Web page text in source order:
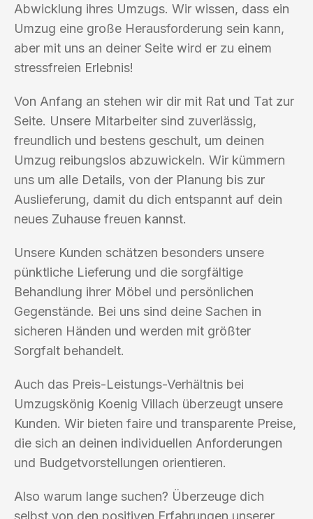
Abwicklung ihres Umzugs. Wir wissen, dass ein
Umzug eine große Herausforderung sein kann,
aber mit uns an deiner Seite wird er zu einem
stressfreien Erlebnis!
Von Anfang an stehen wir dir mit Rat und Tat zur
Seite. Unsere Mitarbeiter sind zuverlässig,
freundlich und bestens geschult, um deinen
Umzug reibungslos abzuwickeln. Wir kümmern
uns um alle Details, von der Planung bis zur
Auslieferung, damit du dich entspannt auf dein
neues Zuhause freuen kannst.
Unsere Kunden schätzen besonders unsere
pünktliche Lieferung und die sorgfältige
Behandlung ihrer Möbel und persönlichen
Gegenstände. Bei uns sind deine Sachen in
sicheren Händen und werden mit größter
Sorgfalt behandelt.
Auch das Preis-Leistungs-Verhältnis bei
Umzugskönig Koenig Villach überzeugt unsere
Kunden. Wir bieten faire und transparente Preise,
die sich an deinen individuellen Anforderungen
und Budgetvorstellungen orientieren.
Also warum lange suchen? Überzeuge dich
selbst von den positiven Erfahrungen unserer